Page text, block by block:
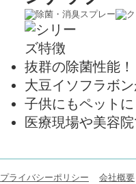
抜群の除菌性能
大豆イソフラボ
子供にもペット
医療現場や美容
プライバシーポリシー 会社概要